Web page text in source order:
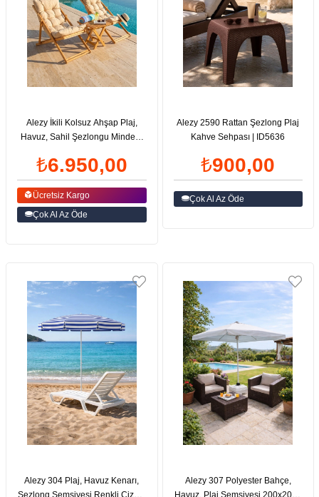
Alezy İkili Kolsuz Ahşap Plaj,
Havuz, Sahil Şezlongu Minderli
₺6.950,00
Ücretsiz Kargo
Çok Al Az Öde
Alezy 2590 Rattan Şezlong Plaj
Kahve Sehpası | ID5636
₺900,00
Çok Al Az Öde
Alezy 304 Plaj, Havuz Kenarı,
Alezy 307 Polyester Bahçe,